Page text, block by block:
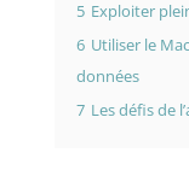
5 Exploiter
6 Utiliser le
données
7 Les défis de